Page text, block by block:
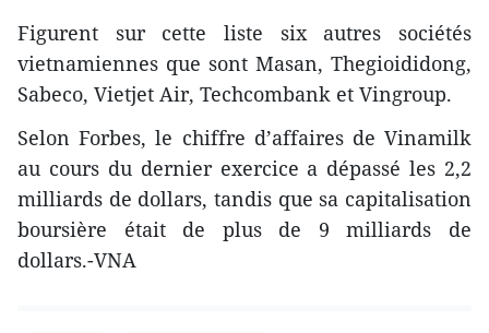
Figurent sur cette liste six autres sociétés
vietnamiennes que sont Masan, Thegioididong,
Sabeco, Vietjet Air, Techcombank et Vingroup.
Selon Forbes, le chiffre d’affaires de Vinamilk
au cours du dernier exercice a dépassé les 2,2
milliards de dollars, tandis que sa capitalisation
boursière était de plus de 9 milliards de
dollars.-VNA